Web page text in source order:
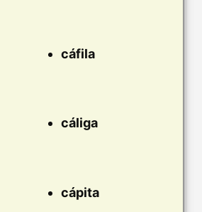
cáfila
cáliga
cápita